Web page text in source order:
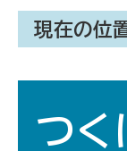
現在の位
つく